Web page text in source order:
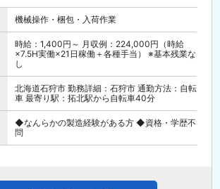
機械操作・梱包・入荷作業
時給：1,400円～ 月収例：224,000円（時給
×7.5H実働×21日稼働＋各種手当） ※基本残業な
し
北海道石狩市 勤務詳細：石狩市 通勤方法：自転
車 最寄り駅：拓北駅から自転車40分
◆なんらかの製造経験がある方 ◆資格・学歴不
問